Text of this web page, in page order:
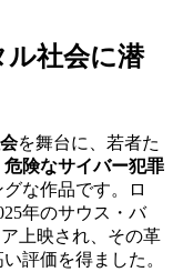
ル社会に潜
を舞台に、若者た
危険なサイバー犯罪
な作品です。ロ
年のサウス・バ
上映され、その革
い評価を得ました。